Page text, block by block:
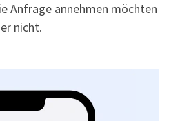
Anfrage annehmen möchten
nicht.